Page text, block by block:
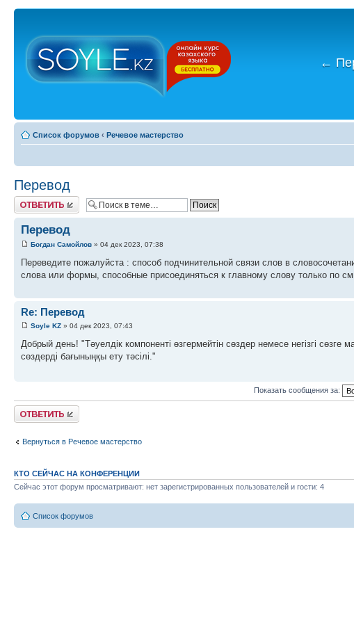
←
Список форумов ‹ Речевое мастерство
Перевод
Ответить
Перевод
Богдан Самойлов » 04 дек 2023, 07:38
Переведите пожалуйста : способ подчинительной связи слов в
слова или формы, способные присоединяться к главному слову только по
Re: Перевод
Soyle KZ » 04 дек 2023, 07:43
Добрый день! "Тәуелдік компоненті өзгермейтін сөздер немесе негізгі
сөздерді бағыныңқы ету тәсілі."
Показать сообщения за:
Ответить
Вернуться в Речевое мастерство
КТО СЕЙЧАС НА КОНФЕРЕНЦИИ
Сейчас этот форум просматривают: нет зарегистрированных пользователей и гости: 4
Список форумов